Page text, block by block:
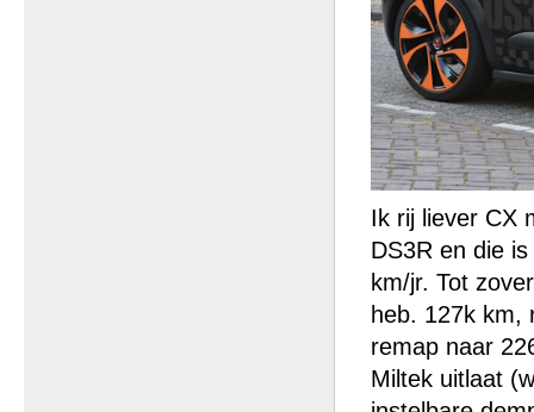
Ik rij liever CX
DS3R en die
km/jr. Tot
heb. 127k km,
remap naar
Miltek uitlaat